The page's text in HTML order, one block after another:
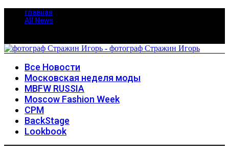
главная
All News
Все Новости
Московская неделя моды
MBFW RUSSIA
Moscow Fashion Week
CPM
BackStage
Lookbook